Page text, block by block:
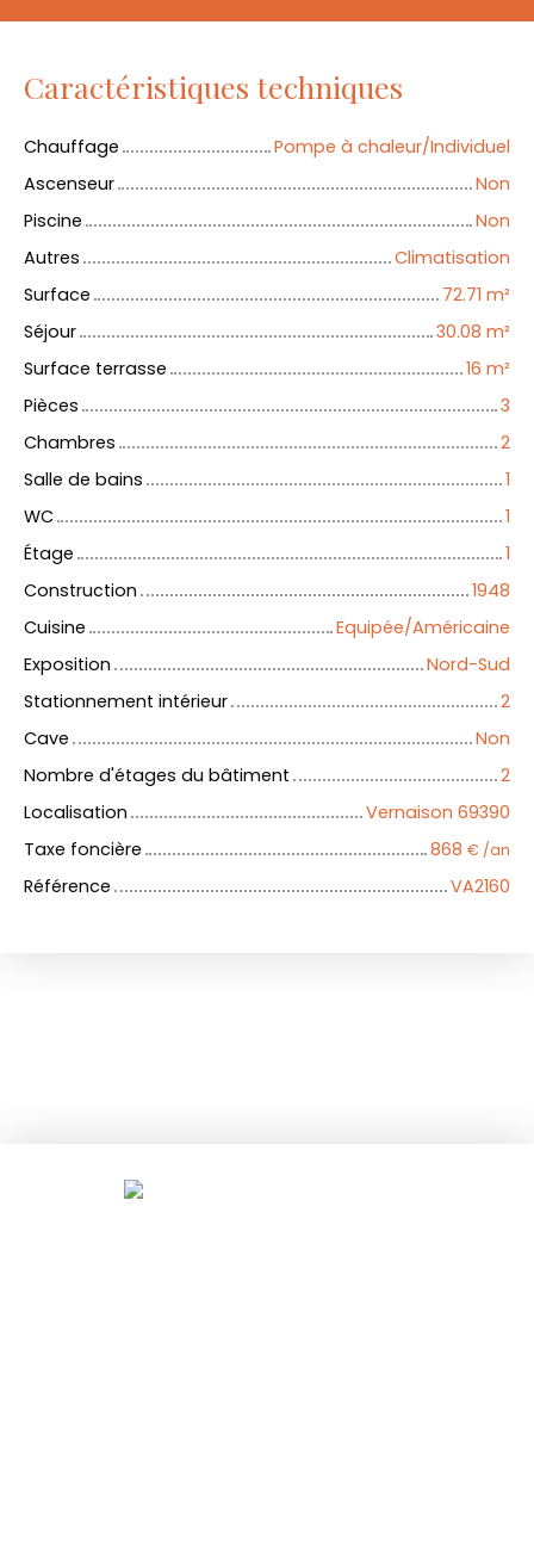
Caractéristiques techniques
Chauffage
Pompe à chaleur/Individuel
Ascenseur
Non
Piscine
Non
Autres
Climatisation
Surface
72.71 m²
Séjour
30.08 m²
Surface terrasse
16 m²
Pièces
3
Chambres
2
Salle de bains
1
WC
1
Étage
1
Construction
1948
Cuisine
Equipée/Américaine
Exposition
Nord-Sud
Stationnement intérieur
2
Cave
Non
Nombre d'étages du bâtiment
2
Localisation
Vernaison 69390
Taxe foncière
868 € /an
Référence VA2160